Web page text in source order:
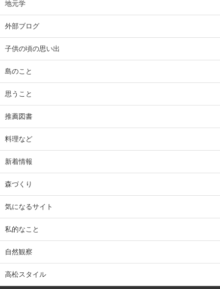
地元学
外部ブログ
子供の頃の思い出
島のこと
思うこと
推薦図書
料理など
新着情報
森づくり
気になるサイト
私的なこと
自然観察
高松スタイル